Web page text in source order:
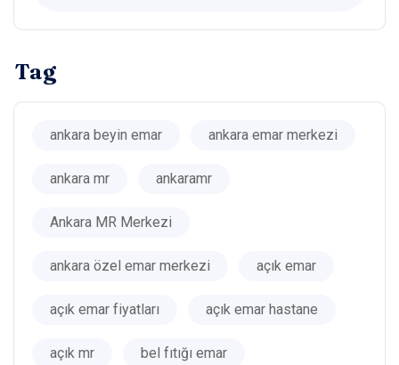
Tag
ankara beyin emar ankara emar merkezi
ankara mr ankaramr
Ankara MR Merkezi
ankara özel emar merkezi açık emar
açık emar fiyatları açık emar hastane
açık mr bel fıtığı emar